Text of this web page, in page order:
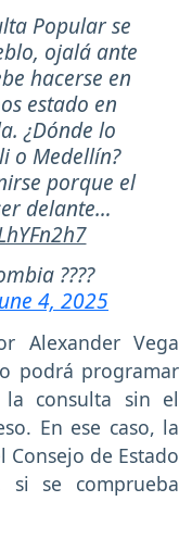
Popular se
ojalá ante
hacerse en
estado en
¿Dónde lo
o Medellín?
porque el
delante…
????
4, 2025
Alexander Vega
podrá programar
consulta sin el
En ese caso, la
de Estado
si se comprueba